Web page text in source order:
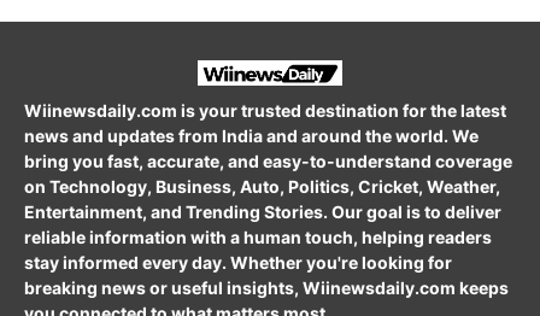
Wiinewsdaily.com is your trusted destination for the latest
news and updates from India and around the world. We
bring you fast, accurate, and easy-to-understand coverage
on Technology, Business, Auto, Politics, Cricket, Weather,
Entertainment, and Trending Stories. Our goal is to deliver
reliable information with a human touch, helping readers
stay informed every day. Whether you're looking for
breaking news or useful insights, Wiinewsdaily.com keeps